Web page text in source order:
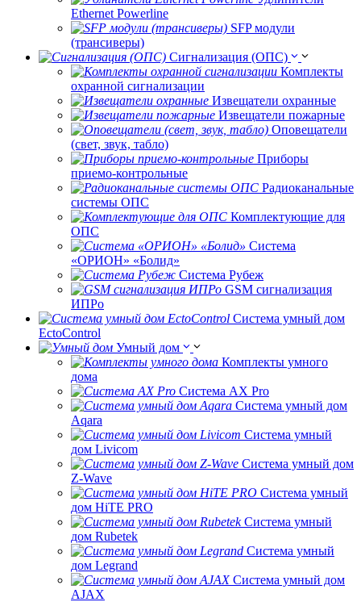
Ethernet Powerline
SFP модули
(трансиверы)
Сигнализация (ОПС)
Комплекты
охранной сигнализации
Извещатели охранные
Извещатели пожарные
Оповещатели
(свет, звук, табло)
Приборы
приемо-контрольные
Радиоканальные
системы ОПС
Комплектующие для
ОПС
Система
«ОРИОН» «Болид»
Система Рубеж
GSM сигнализация
ИПРо
Система умный дом
EctoControl
Умный дом
Комплекты умного
дома
Система AX Pro
Система умный дом
Aqara
Система умный
дом Livicom
Система умный дом
Z-Wave
Система умный
дом HiTE PRO
Система умный
дом Rubetek
Система умный
дом Legrand
Система умный дом
AJAX